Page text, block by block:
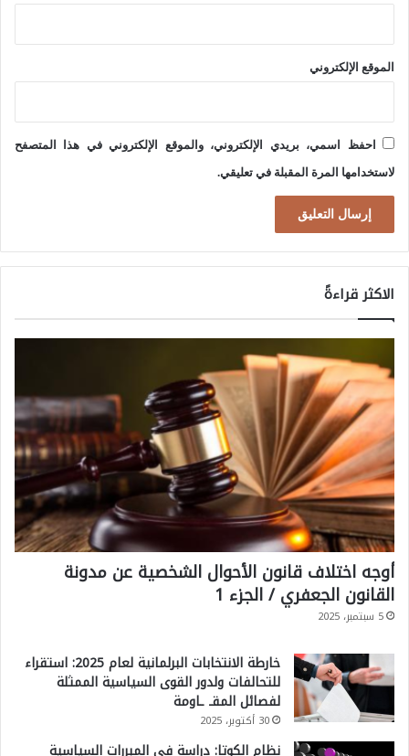
ي
ل
الموقع الإلكتروني
احفظ اسمي، بريدي الإلكتروني، والموقع الإلكتروني في هذا المتصفح
لاستخدامها المرة المقبلة في تعليقي.
الاكثر قراءةً
أوجه اختلاف قانون الأحوال الشخصية عن مدونة
القانون الجعفري / الجزء 1
5 سبتمبر، 2025
خارطة الانتخابات البرلمانية لعام 2025: استقراء
للتحالفات ولدور القوى السياسية الممثلة
لفصائل المقـ ـاومة
30 أكتوبر، 2025